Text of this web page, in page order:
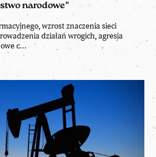
narodowe"
wzrost znaczenia sieci
działań wrogich, agresja
c...